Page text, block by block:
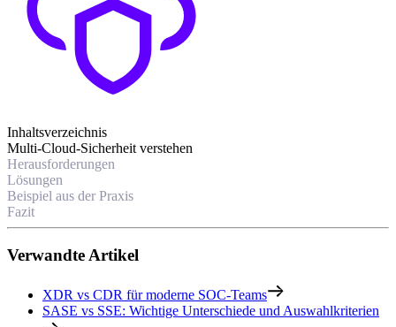
Inhaltsverzeichnis
Multi-Cloud-Sicherheit verstehen
Herausforderungen
Lösungen
Beispiel aus der Praxis
Fazit
Verwandte Artikel
XDR vs CDR für moderne SOC-Teams
SASE vs SSE: Wichtige Unterschiede und Auswahlkriterien